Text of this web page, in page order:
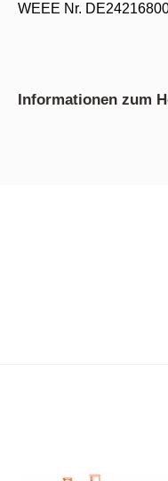
WEEE Nr.
Informationen zum